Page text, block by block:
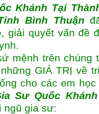
Khánh Tại
Bình Thuận
giải quyết vấn đề
mệnh trên chúng
GIÁ TRỊ về
cho các em học
Sư Quốc Khánh
ngũ gia sư: